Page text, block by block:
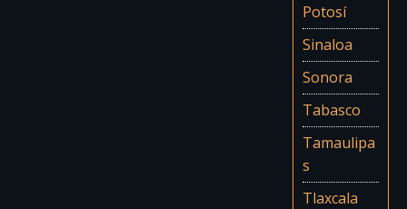
Potosí
Sinaloa
Sonora
Tabasco
Tamaulipa
s
Tlaxcala